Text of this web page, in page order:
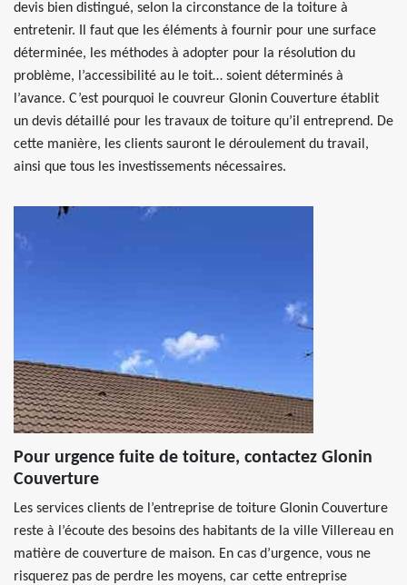
devis bien distingué, selon la circonstance de la toiture à
entretenir. Il faut que les éléments à fournir pour une surface
déterminée, les méthodes à adopter pour la résolution du
problème, l’accessibilité au le toit… soient déterminés à
l’avance. C’est pourquoi le couvreur Glonin Couverture établit
un devis détaillé pour les travaux de toiture qu’il entreprend. De
cette manière, les clients sauront le déroulement du travail,
ainsi que tous les investissements nécessaires.
Pour urgence fuite de toiture, contactez Glonin
Couverture
Les services clients de l’entreprise de toiture Glonin Couverture
reste à l’écoute des besoins des habitants de la ville Villereau en
matière de couverture de maison. En cas d’urgence, vous ne
risquerez pas de perdre les moyens, car cette entreprise